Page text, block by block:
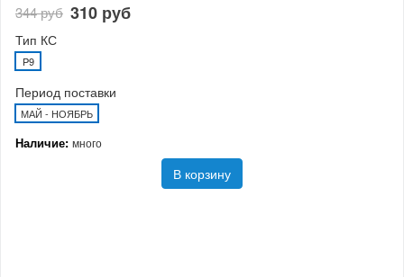
344 руб 310 руб
Тип КС
P9
Период поставки
МАЙ - НОЯБРЬ
Наличие: много
В корзину